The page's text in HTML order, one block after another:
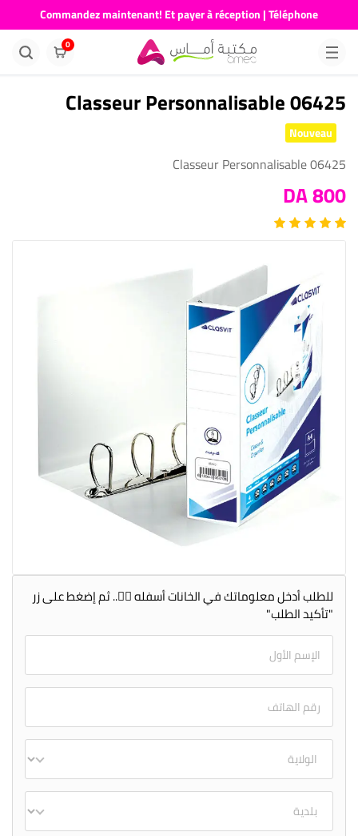
Commandez maintenant! Et payer à réception | Téléphone
676681730
0
Classeur Personnalisable 06425
Nouveau
Classeur Personnalisable 06425
800 DA
للطلب أدخل معلوماتك في الخانات أسفله 👇🏻.. ثم إضغط على زر
"تأكيد الطلب"